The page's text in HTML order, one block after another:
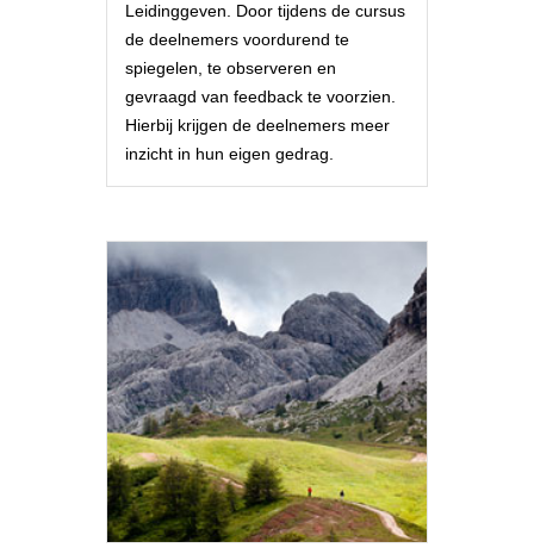
Leidinggeven. Door tijdens de cursus
de deelnemers voordurend te
spiegelen, te observeren en
gevraagd van feedback te voorzien.
Hierbij krijgen de deelnemers meer
inzicht in hun eigen gedrag.